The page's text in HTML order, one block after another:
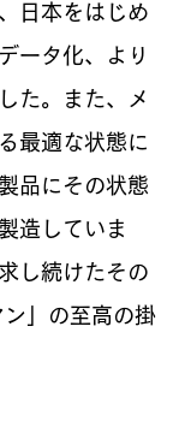
日本をはじめ
ータ化、より
た。また、メ
最適な状態に
品にその状態
造していま
し続けたその
」の至高の掛